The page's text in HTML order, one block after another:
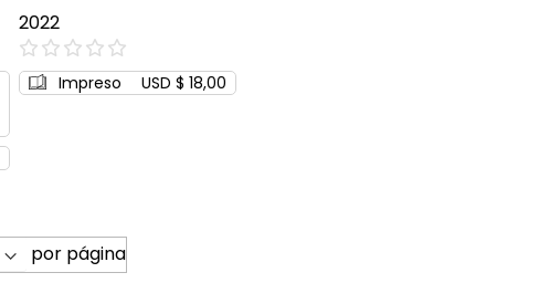
2022
0%
Impreso USD $ 18,00
por página